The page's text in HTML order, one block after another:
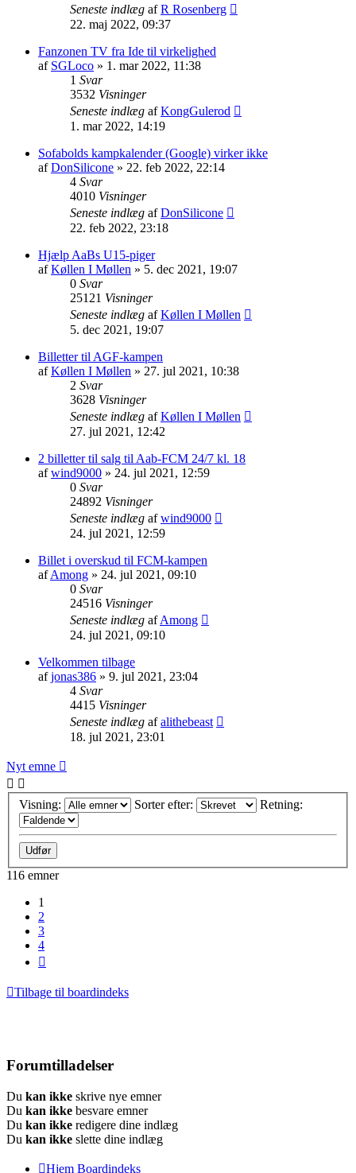
Seneste indlæg afR Rosenberg
22. maj 2022, 09:37
Fanzonen TV fra Ide til virkelighed
af SGLoco » 1. mar 2022, 11:38
1 Svar
3532 Visninger
Seneste indlæg afKongGulerod
1. mar 2022, 14:19
Sofabolds kampkalender (Google) virker ikke
afDonSilicone » 22. feb 2022, 22:14
4 Svar
4010 Visninger
Seneste indlæg afDonSilicone
22. feb 2022, 23:18
Hjælp AaBs U15-piger
afKøllen I Møllen » 5. dec 2021, 19:07
0 Svar
25121 Visninger
Seneste indlæg afKøllen I Møllen
5. dec 2021, 19:07
Billetter til AGF-kampen
afKøllen I Møllen » 27. jul 2021, 10:38
2 Svar
3628 Visninger
Seneste indlæg afKøllen I Møllen
27. jul 2021, 12:42
2 billetter til salg til Aab-FCM 24/7 kl. 18
afwind9000 » 24. jul 2021, 12:59
0 Svar
24892 Visninger
Seneste indlæg afwind9000
24. jul 2021, 12:59
Billet i overskud til FCM-kampen
afAmong » 24. jul 2021, 09:10
0 Svar
24516 Visninger
Seneste indlæg afAmong
24. jul 2021, 09:10
Velkommen tilbage
afjonas386 » 9. jul 2021, 23:04
4 Svar
4415 Visninger
Seneste indlæg afalithebeast
18. jul 2021, 23:01
Nyt emne
Visning: Sorter efter: Retning:
116 emner
1
2
3
4
Tilbage til boardindeks
Forumtilladelser
Du kan ikke skrive nye emner
Du kan ikke besvare emner
Du kan ikke redigere dine indlæg
Du kan ikke slette dine indlæg
Hjem Boardindeks